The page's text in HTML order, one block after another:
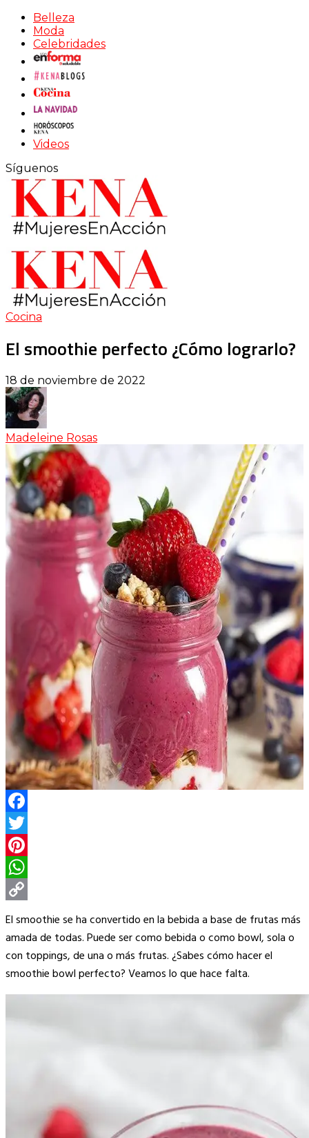
Belleza
Moda
Celebridades
Videos
Síguenos
Cocina
El smoothie perfecto ¿Cómo lograrlo?
18 de noviembre de 2022
Madeleine Rosas
Facebook
Twitter
Pinterest
WhatsApp
Copy
Link
El smoothie se ha convertido en la bebida a base de frutas más
amada de todas. Puede ser como bebida o como bowl, sola o
con toppings, de una o más frutas. ¿Sabes cómo hacer el
smoothie bowl perfecto? Veamos lo que hace falta.